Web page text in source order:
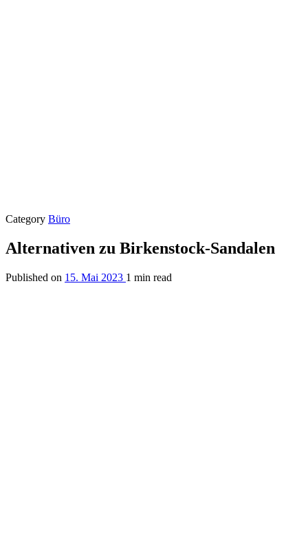
Category Büro
Alternativen zu Birkenstock-Sandalen
Published on 15. Mai 2023 1 min read